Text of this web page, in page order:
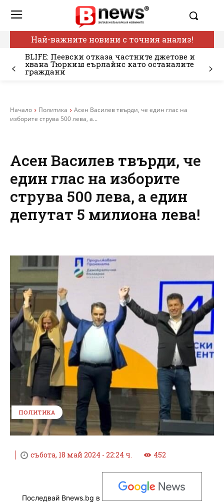
Най-важните новини с точния анализ!
BLIFE: Пеевски отказа частните джетове и
хвана Тюркиш еърлайнс като останалите
граждани
Начало Политика
Асен Василев твърди, че един глас на
изборите струва 500 лева, а...
Асен Василев твърди, че
един глас на изборите
струва 500 лева, а един
депутат 5 милиона лева!
ПОЛИТИКА
събота, 18 май 2024 - 22:24 ч. 452
Последвай Bnews.bg в